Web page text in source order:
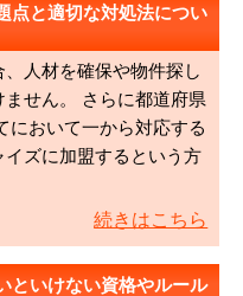
点と適切な対処法につい
人材を確保や物件探し
せん。 さらに都道府県
において一から対応する
ズに加盟するという方
続きはこちら
といけない資格やルール